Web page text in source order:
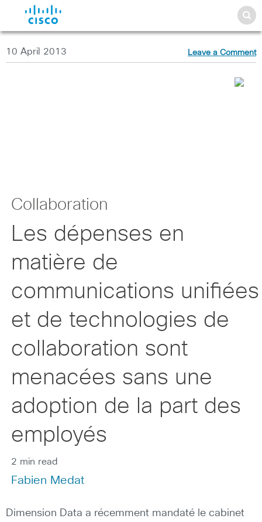
10 April 2013 Leave a Comment
Collaboration
Les dépenses en
matière de
communications unifiées
et de technologies de
collaboration sont
menacées sans une
adoption de la part des
employés
2 min read
Fabien Medat
Dimension Data a récemment mandaté le cabinet